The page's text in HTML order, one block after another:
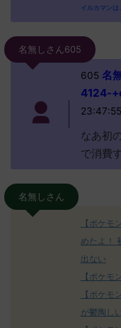
イルカマンは
名無しさん605
605名
4124-
なあ初
で消費
名無しさん
【ポケモ
めたよ！
出ない
【ポケモ
【ポケモ
が鬱陶し